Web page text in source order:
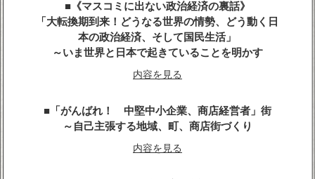
武田信玄の軍師・山本勘助が教える「風林火山」の
兵法に学ぶ経営学
内容を見る
天璋院・篤姫―女の戦（いくさ）
内容を見る
《マスコミに出ない政治経済の裏話》
「大転換期到来！どうなる世界の情勢、どう動く日
本の政治経済、そして国民生活」
～いま世界と日本で起きていることを明かす
内容を見る
「がんばれ！ 中堅中小企業、商店経営者」街
～自己主張する地域、町、商店街づくり
内容を見る